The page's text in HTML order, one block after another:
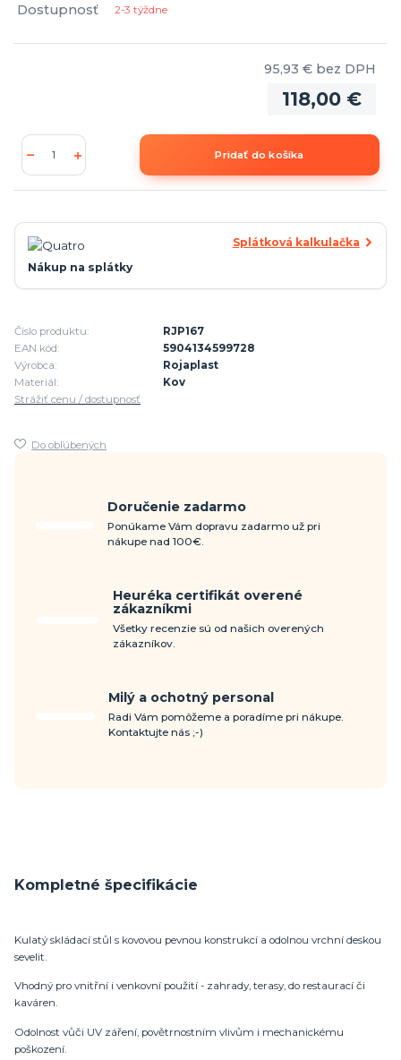
Dostupnosť 2-3 týždne
118,00 €
95,93 € bez DPH
Pridať do košíka
Splátková kalkulačka
Nákup na splátky
Číslo produktu:
RJP167
EAN kód:
5904134599728
Výrobca:
Rojaplast
Materiál:
Kov
Strážiť cenu / dostupnosť
Do obľúbených
Doručenie zadarmo
Ponúkame Vám dopravu zadarmo už pri
nákupe nad 100€.
Heuréka certifikát overené
zákazníkmi
Všetky recenzie sú od našich overených
zákazníkov.
Milý a ochotný personal
Radi Vám pomôžeme a poradíme pri nákupe.
Kontaktujte nás ;-)
Kompletné špecifikácie
Kulatý skládací stůl s kovovou pevnou konstrukcí a odolnou vrchní deskou
sevelit.
Vhodný pro vnitřní i venkovní použití - zahrady, terasy, do restaurací či
kaváren.
Odolnost vůči UV záření, povětrnostním vlivům i mechanickému
poškození.